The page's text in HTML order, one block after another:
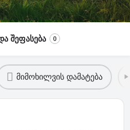
შეფასება 0
მიმოხილვის დამატება